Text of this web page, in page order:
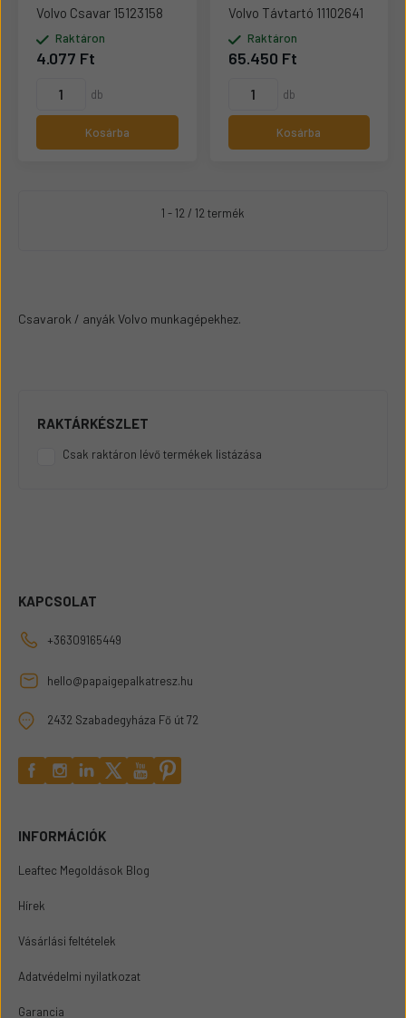
Volvo Csavar 15123158
Raktáron
4.077 Ft
db
Kosárba
Volvo Távtartó 11102641
Raktáron
65.450 Ft
db
Kosárba
1 - 12 / 12 termék
Csavarok / anyák Volvo munkagépekhez.
RAKTÁRKÉSZLET
Csak raktáron lévő termékek listázása
KAPCSOLAT
+36309165449
hello@papaigepalkatresz.hu
2432 Szabadegyháza Fő út 72
INFORMÁCIÓK
Leaftec Megoldások Blog
Hírek
Vásárlási feltételek
Adatvédelmi nyilatkozat
Garancia